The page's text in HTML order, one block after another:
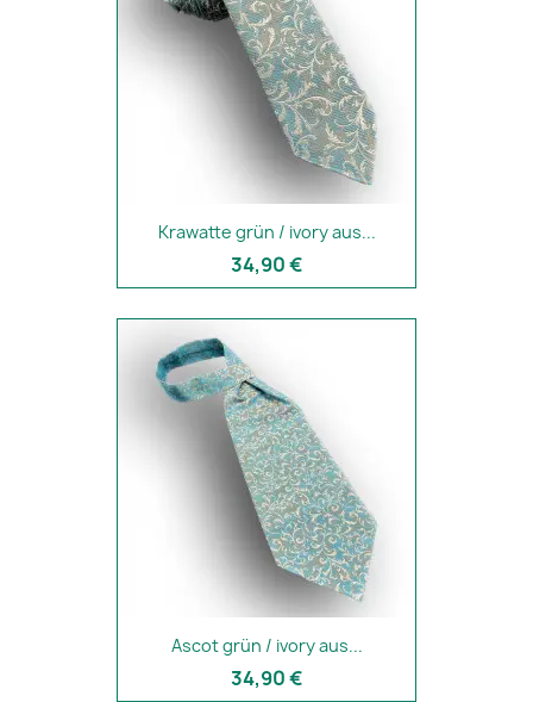
Krawatte grün / ivory aus...
34,90 €
Ascot grün / ivory aus...
34,90 €